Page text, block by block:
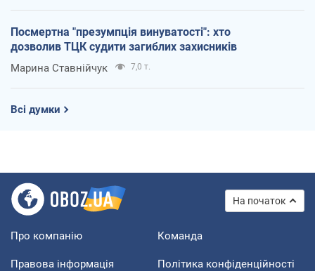
Посмертна "презумпція винуватості": хто
дозволив ТЦК судити загиблих захисників
Марина Ставнійчук 7,0 т.
Всі думки
На початок
Про компанію Команда
Правова інформація Політика конфіденційності